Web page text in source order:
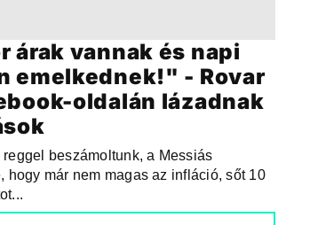
árak vannak és napi
emelkednek!" - Rovar
oldalán lázadnak
beszámoltunk, a Messiás
hogy már nem magas az infláció, sőt 10